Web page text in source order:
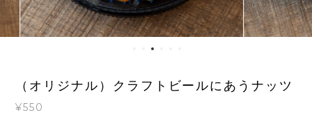
（オリジナル）クラフトビールにあうナッツ
¥550